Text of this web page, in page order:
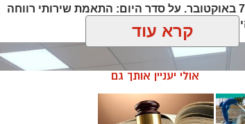
בעקבות אירועי ה-7 באוקטובר. על סדר היום: התאמת שירותי רווחה
בדואית בנגב.
קרא עוד
אולי יעניין אותך גם